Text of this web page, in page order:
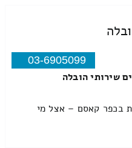
03-6905099
שירותי הובלה
בכפר קאסם – אצל מי